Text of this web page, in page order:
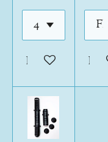
In den In